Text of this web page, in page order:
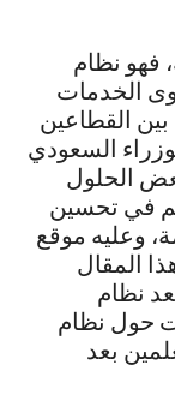
فهو نظام
الخدمات
بين القطاعين
السعودي
الحلول
في تحسين
وعليه موقع
المقال
نظام
حول نظام
بعد